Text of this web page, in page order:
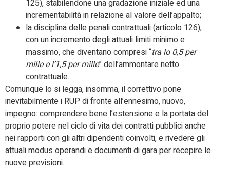
125), stabilendone una gradazione iniziale ed una
incrementabilità in relazione al valore dell’appalto;
la disciplina delle penali contrattuali (articolo 126),
con un incremento degli attuali limiti minimo e
massimo, che diventano compresi “tra lo 0,5 per
mille e l’1,5 per mille” dell’ammontare netto
contrattuale.
Comunque lo si legga, insomma, il correttivo pone
inevitabilmente i RUP di fronte all’ennesimo, nuovo,
impegno: comprendere bene l’estensione e la portata del
proprio potere nel ciclo di vita dei contratti pubblici anche
nei rapporti con gli altri dipendenti coinvolti, e rivedere gli
attuali modus operandi e documenti di gara per recepire le
nuove previsioni.